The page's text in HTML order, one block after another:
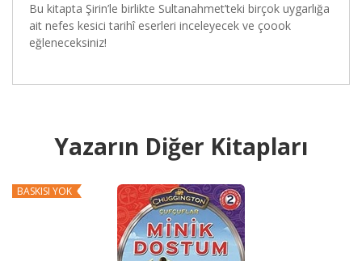
Bu kitapta Şirin’le birlikte Sultanahmet’teki birçok uygarlığa
ait nefes kesici tarihî eserleri inceleyecek ve çoook
eğleneceksiniz!
Yazarın Diğer Kitapları
BASKISI YOK